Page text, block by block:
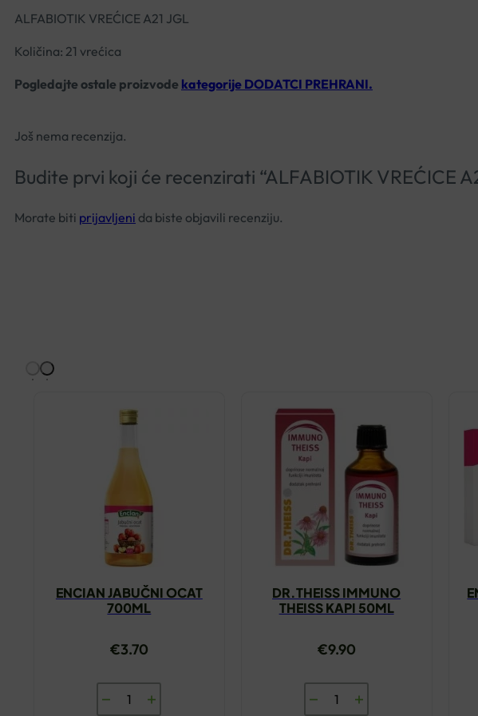
ALFABIOTIK VREĆICE A21 JGL
Količina: 21 vrećica
Pogledajte ostale proizvode kategorije DODATCI PREHRANI.
Još nema recenzija.
Budite prvi koji će recenzirati “ALFABIOTIK VREĆICE
Morate biti prijavljeni da biste objavili recenziju.
ENCIAN JABUČNI OCAT
700ML
€3.70
ENCIAN
DR.THEISS IMMUNO
THEISS KAPI 50ML
€9.90
DR.THEISS